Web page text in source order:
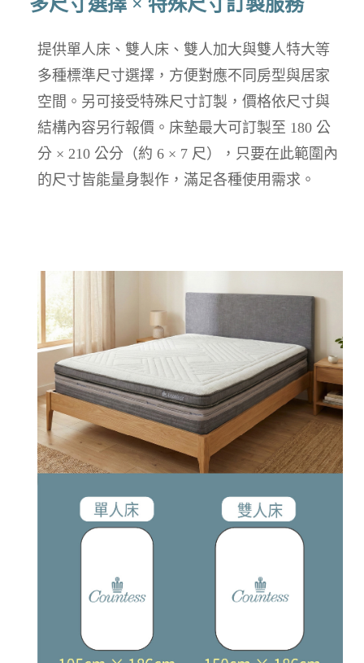
多尺寸選擇 × 特殊尺寸訂製服務
提供單人床、雙人床、雙人加大與雙人特大等
多種標準尺寸選擇，方便對應不同房型與居家
空間。另可接受特殊尺寸訂製，價格依尺寸與
結構內容另行報價。床墊最大可訂製至 180 公
分 × 210 公分（約 6 × 7 尺），只要在此範圍內
的尺寸皆能量身製作，滿足各種使用需求。